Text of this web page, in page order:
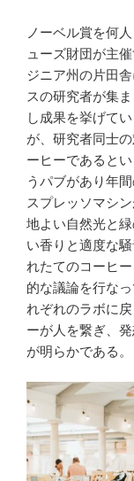
ノーベル賞を何
ューズ財団が主
ジニア州の片田
スの研究者が集
し成果を挙げて
が、研究者同士
ーヒーであると
うパブがあり年
スプレッソマシ
地よい自然光と
い香りと適度な
れたてのコーヒ
的な議論を行な
れぞれのラボに
ーが人を繋ぎ、
が明らかである。